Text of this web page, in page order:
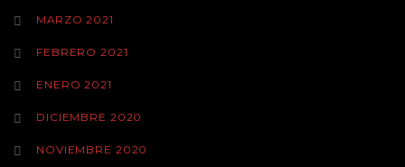
MARZO 2021
FEBRERO 2021
ENERO 2021
DICIEMBRE 2020
NOVIEMBRE 2020